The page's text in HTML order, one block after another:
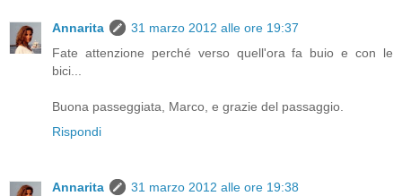
Annarita
31 marzo 2012 alle ore 19:37
Fate attenzione perché verso quell'ora fa buio e con le
bici...
Buona passeggiata, Marco, e grazie del passaggio.
Rispondi
Annarita
31 marzo 2012 alle ore 19:38